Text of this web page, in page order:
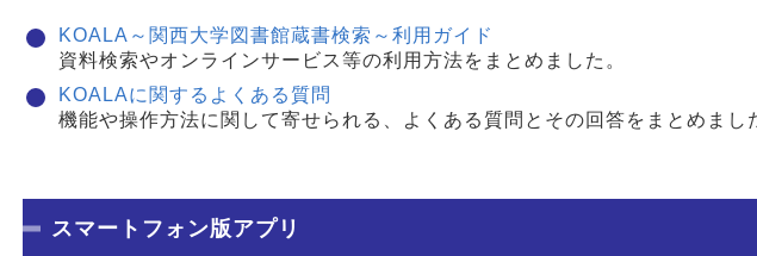
KOALA～関西大学図書館蔵書検索～利用ガイド
資料検索やオンラインサービス等の利用方法をまとめました。
KOALAに関するよくある質問
機能や操作方法に関して寄せられる、よくある質問とその回答をまとめまし
スマートフォン版アプリ